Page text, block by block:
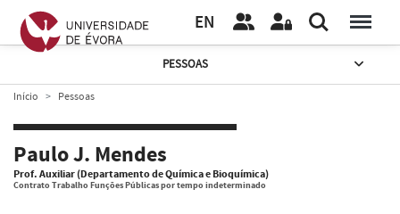
EN
PESSOAS
Início Pessoas
Paulo J. Mendes
Prof. Auxiliar (Departamento de Química e Bioquímica)
Contrato Trabalho Funções Públicas por tempo indeterminado